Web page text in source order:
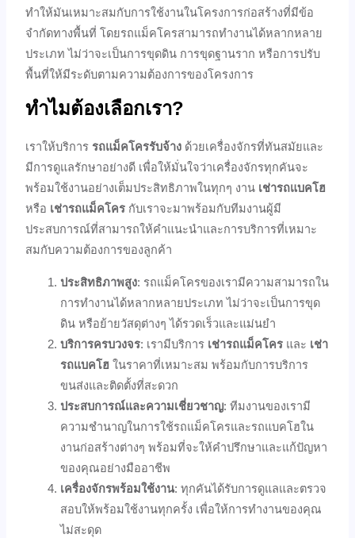
ทำให้มันเหมาะสมกับการใช้งานในโครงการก่อสร้างที่มีข้อ
จำกัดทางพื้นที่ โดยรถแม็คโครสามารถทำงานได้หลากหลาย
ประเภท ไม่ว่าจะเป็นการขุดดิน การขุดฐานราก หรือการปรับ
พื้นที่ให้มีระดับตามความต้องการของโครงการ
ทำไมต้องเลือกเรา?
เราให้บริการรถแม็คโครรับจ้าง ด้วยเครื่องจักรที่ทันสมัยและ
มีการดูแลรักษาอย่างดี เพื่อให้มั่นใจว่าเครื่องจักรทุกคันจะ
พร้อมใช้งานอย่างเต็มประสิทธิภาพในทุกๆ งาน เช่ารถแบคโฮ
หรือ เช่ารถแม็คโคร กับเราจะมาพร้อมกับทีมงานผู้มี
ประสบการณ์ที่สามารถให้คำแนะนำและการบริการที่เหมาะ
สมกับความต้องการของลูกค้า
ประสิทธิภาพสูง: รถแม็คโครของเรามีความสามารถใน
การทำงานได้หลากหลายประเภท ไม่ว่าจะเป็นการขุด
ดิน หรือย้ายวัสดุต่างๆ ได้รวดเร็วและแม่นยำ
บริการครบวงจร: เรามีบริการ เช่ารถแม็คโคร และ เช่า
รถแบคโฮ ในราคาที่เหมาะสม พร้อมกับการบริการ
ขนส่งและติดตั้งที่สะดวก
ประสบการณ์และความเชี่ยวชาญ: ทีมงานของเรามี
ความชำนาญในการใช้รถแม็คโครและรถแบคโฮใน
งานก่อสร้างต่างๆ พร้อมที่จะให้คำปรึกษาและแก้ปัญหา
ของคุณอย่างมืออาชีพ
เครื่องจักรพร้อมใช้งาน: ทุกคันได้รับการดูแลและตรวจ
สอบให้พร้อมใช้งานทุกครั้ง เพื่อให้การทำงานของคุณ
ไม่สะดุด